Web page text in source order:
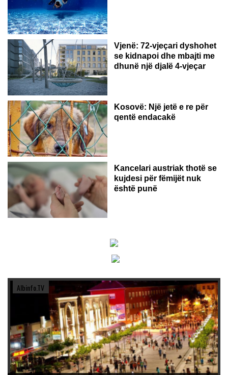
Vjenë: 72-vjeçari dyshohet
se kidnapoi dhe mbajti me
dhunë një djalë 4-vjeçar
Kosovë: Një jetë e re për
qentë endacakë
Kancelari austriak thotë se
kujdesi për fëmijët nuk
është punë
Albinfo.TV